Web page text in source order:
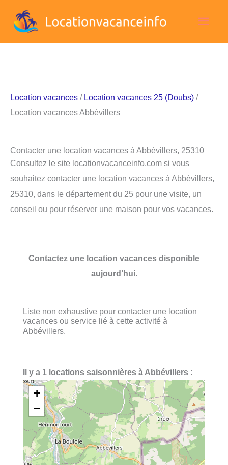
Location vacances / Location vacances 25 (Doubs) /
Location vacances Abbévillers
Contacter une location vacances à Abbévillers, 25310
Consultez le site locationvacanceinfo.com si vous
souhaitez contacter une location vacances à Abbévillers,
25310, dans le département du 25 pour une visite, un
conseil ou pour réserver une maison pour vos vacances.
Contactez une location vacances disponible
aujourd’hui.
Liste non exhaustive pour contacter une location
vacances ou service lié à cette activité à
Abbévillers.
Il y a 1 locations saisonnières à Abbévillers :
+
−